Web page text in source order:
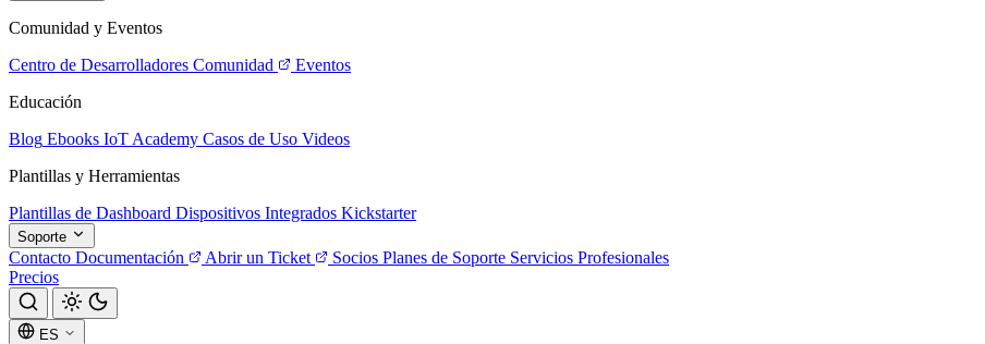
Comunidad y Eventos
Centro de Desarrolladores Comunidad
Eventos
Educación
Blog Ebooks IoT Academy Casos de Uso Videos
Plantillas y Herramientas
Plantillas de Dashboard Dispositivos Integrados Kickstarter
Soporte
Contacto Documentación Abrir un Ticket Socios Planes de Soporte Servicios Profesionales
Precios
ES